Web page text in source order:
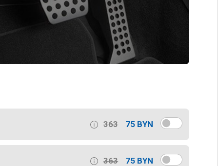
363 75 BYN
363 75 BYN